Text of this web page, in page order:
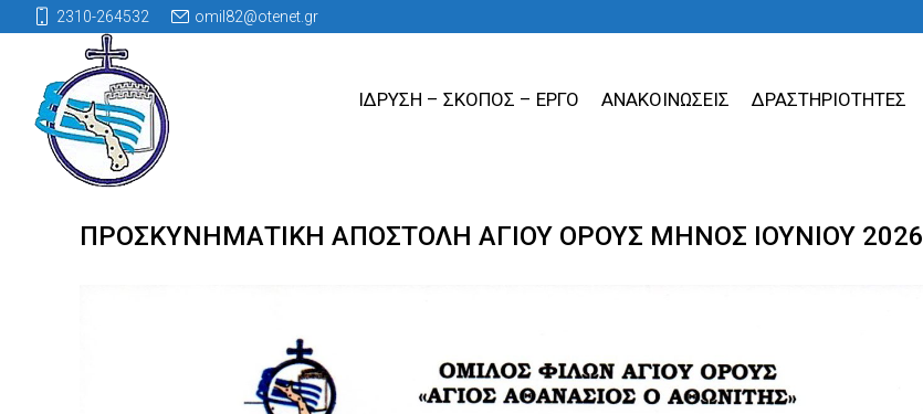
2310-264532 omil82@otenet.gr
ΙΔΡΥΣΗ – ΣΚΟΠΟΣ – ΕΡΓΟ ΑΝΑΚΟΙΝΩΣΕΙΣ ΔΡΑΣΤΗΡΙΟΤΗΤΕΣ
ΠΡΟΣΚΥΝΗΜΑΤΙΚΗ ΑΠΟΣΤΟΛΗ ΑΓΙΟΥ ΟΡΟΥΣ ΜΗΝΟΣ ΙΟΥΝΙΟΥ 2026